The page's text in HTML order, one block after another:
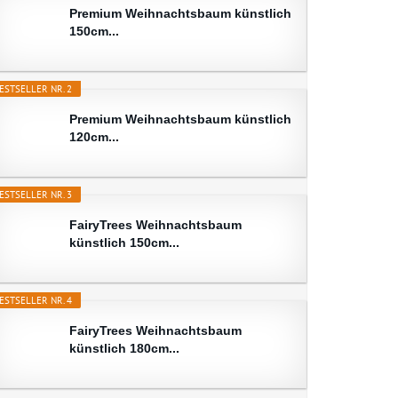
Premium Weihnachtsbaum künstlich
150cm...
NR. 2
Premium Weihnachtsbaum künstlich
120cm...
NR. 3
FairyTrees Weihnachtsbaum
künstlich 150cm...
NR. 4
FairyTrees Weihnachtsbaum
künstlich 180cm...